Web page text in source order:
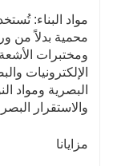
مواد البناء:
محمية بدلاً من
ومختبرات الأشعة
الإلكترونيات
البصرية ومواد
والاستقرار
مزايانا